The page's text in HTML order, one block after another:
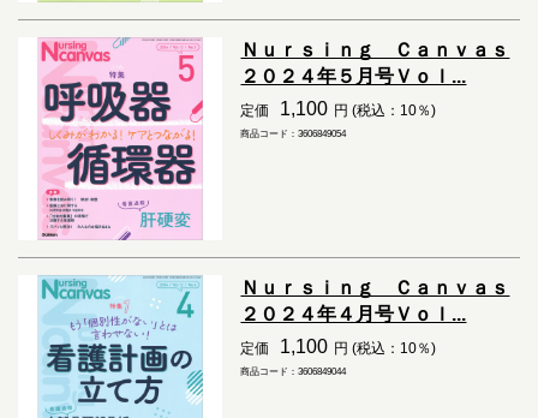
Ｎｕｒｓｉｎｇ Ｃａｎｖａｓ
２０２４年５月号Ｖｏｌ...
定価 1,100 円 (税込：10％)
商品コード：3606849054
Ｎｕｒｓｉｎｇ Ｃａｎｖａｓ
２０２４年４月号Ｖｏｌ...
定価 1,100 円 (税込：10％)
商品コード：3606849044